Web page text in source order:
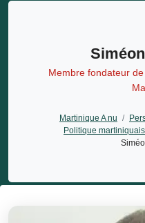
Membre fondateur
Martinique A nu /
Politique martiniquais